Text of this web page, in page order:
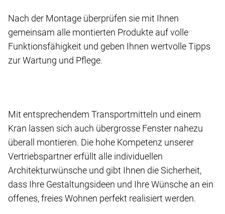
Nach der Montage überprüfen sie mit Ihnen
gemeinsam alle montierten Produkte auf volle
Funktionsfähigkeit und geben Ihnen wertvolle Tipps
zur Wartung und Pflege.
Mit entsprechendem Transportmitteln und einem
Kran lassen sich auch übergrosse Fenster nahezu
überall montieren. Die hohe Kompetenz unserer
Vertriebspartner erfüllt alle individuellen
Architekturwünsche und gibt Ihnen die Sicherheit,
dass Ihre Gestaltungsideen und Ihre Wünsche an ein
offenes, freies Wohnen perfekt realisiert werden.